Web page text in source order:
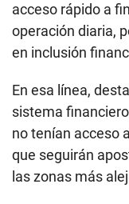
acceso rápido a
operación diaria,
en inclusión
En esa línea,
sistema
no tenían acceso
que seguirán
las zonas más